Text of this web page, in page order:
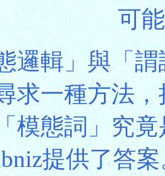
可
邏輯」與「
求一種方法
模態詞」究
提供了答